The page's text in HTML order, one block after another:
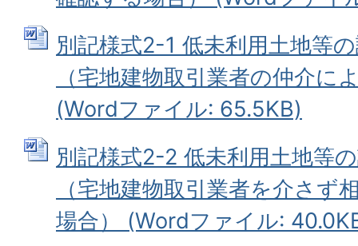
別記様式2-1 低未利用土地等
（宅地建物取引業者の仲介に
(Wordファイル: 65.5KB)
別記様式2-2 低未利用土地等
（宅地建物取引業者を介さず
場合） (Wordファイル: